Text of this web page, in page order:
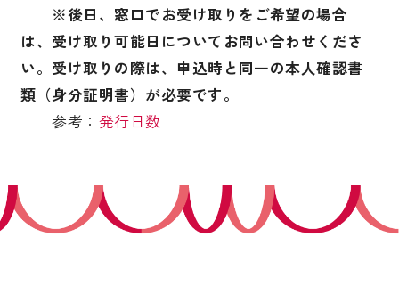
※後日、窓口でお受け取りをご希望の場合
は、受け取り可能日についてお問い合わせくださ
い。受け取りの際は、申込時と同一の本人確認書
類（身分証明書）が必要です。
参考： 発行日数